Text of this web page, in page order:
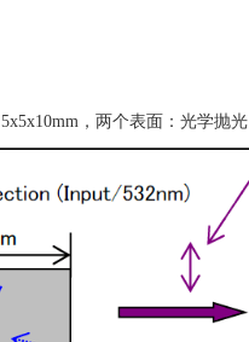
5x5x10mm ，两个表面：光学抛光